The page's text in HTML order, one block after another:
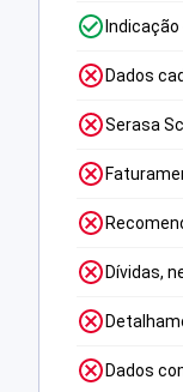
Dados
Serasa
Dívidas,
Dados